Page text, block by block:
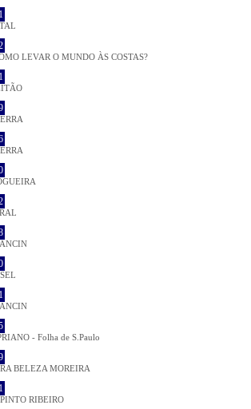
LEVAR O MUNDO ÀS COSTAS?
- Folha de S.Paulo
BELEZA MOREIRA
RIBEIRO